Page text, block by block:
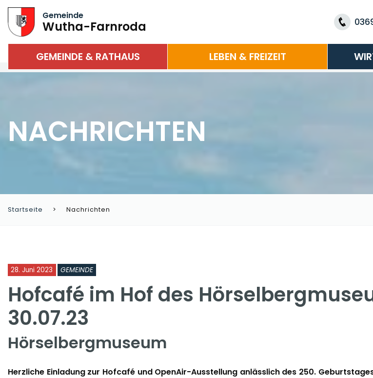
Gemeinde
Wutha-Farnroda
GEMEINDE & RATHAUS LEBEN & FREIZEIT
NACHRICHTEN
Startseite Nachrichten
28. Juni 2023 GEMEINDE
Hofcafé im Hof des
30.07.23
Hörselbergmuseum
Herzliche Einladung zur Hofcafé und OpenAir-Ausstellung anlässlich des 250.